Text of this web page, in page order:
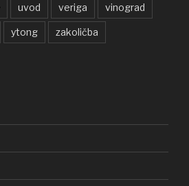
uvod veriga vinograd
ytong zakoličba